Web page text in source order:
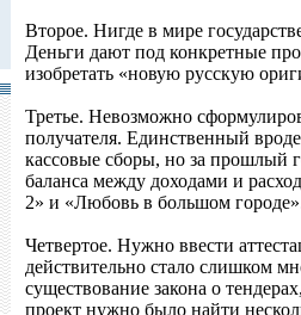
Второе. Нигде в мире
Деньги дают под конкретные
изобретать «новую русскую
Третье. Невозможно
получателя. Единственный
кассовые сборы, но за прошлый
баланса между доходами и
2» и «Любовь в большом
Четвертое. Нужно ввести
действительно стало слишком
существование закона о
проект нужно было найти